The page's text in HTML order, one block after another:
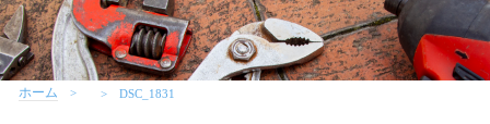
ホーム DSC_1831